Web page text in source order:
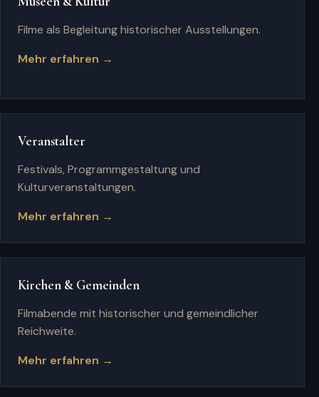
Filme als Begleitung historischer Ausstellungen.
Mehr erfahren →
Veranstalter
Festivals, Programmgestaltung und
Kulturveranstaltungen.
Mehr erfahren →
Kirchen & Gemeinden
Filmabende mit historischer und gemeindlicher
Reichweite.
Mehr erfahren →